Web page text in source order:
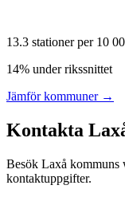
13.3 stationer per 10
14% under rikssnittet
Jämför kommuner →
Kontakta
Besök Laxå kommuns
kontaktuppgifter.